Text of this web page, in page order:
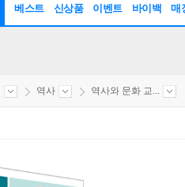
베스트 신상품 이벤트 바이백 매
역사 역사와 문화 교...